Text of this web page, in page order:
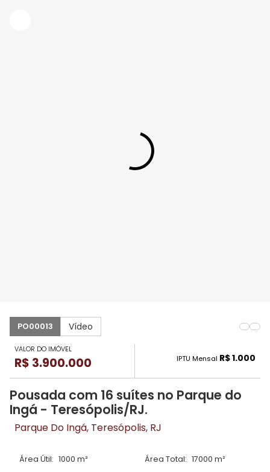
PO00013 Vídeo
VALOR DO IMÓVEL
R$ 3.900.000 IPTU Mensal R$ 1.000
Pousada com 16 suítes no Parque do
Ingá - Teresópolis/RJ.
Parque Do Ingá, Teresópolis, RJ
Área Útil: 1000 m² Área Total: 17000 m²